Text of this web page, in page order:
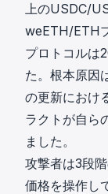
上のUSDC/
weETH/ETH
プロトコルは
た。根本原因
の更新におけ
ラクトが自ら
ました。
攻撃者は3段
価格を操作し